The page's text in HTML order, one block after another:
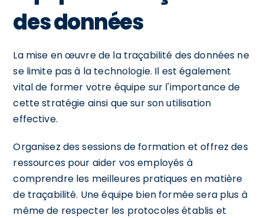
des données
La mise en œuvre de la traçabilité des données ne
se limite pas à la technologie. Il est également
vital de former votre équipe sur l'importance de
cette stratégie ainsi que sur son utilisation
effective.
Organisez des sessions de formation et offrez des
ressources pour aider vos employés à
comprendre les meilleures pratiques en matière
de traçabilité. Une équipe bien formée sera plus à
même de respecter les protocoles établis et